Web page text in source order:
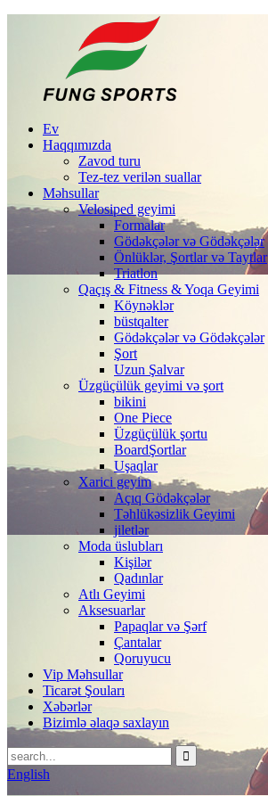
Ev
Haqqımızda
Zavod turu
Tez-tez verilən suallar
Məhsullar
Velosiped geyimi
Formalar
Gödəkçələr və Gödəkçələr
Önlüklər, Şortlar və Taytlar
Triatlon
Qaçış & Fitness & Yoqa Geyimi
Köynəklər
büstqalter
Gödəkçələr və Gödəkçələr
Şort
Uzun Şalvar
Üzgüçülük geyimi və şort
bikini
One Piece
Üzgüçülük şortu
BoardŞortlar
Uşaqlar
Xarici geyim
Açıq Gödəkçələr
Təhlükəsizlik Geyimi
jiletlər
Moda üslubları
Kişilər
Qadınlar
Atlı Geyimi
Aksesuarlar
Papaqlar və Şərf
Çantalar
Qoruyucu
Vip Məhsullar
Ticarət Şouları
Xəbərlər
Bizimlə əlaqə saxlayın
English